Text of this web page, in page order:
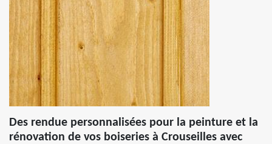
Des rendue personnalisées pour la peinture et la
rénovation de vos boiseries à Crouseilles avec